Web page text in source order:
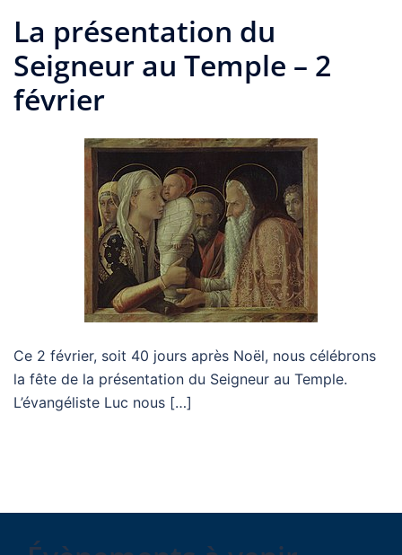
La présentation du
Seigneur au Temple – 2
février
Ce 2 février, soit 40 jours après Noël, nous célébrons
la fête de la présentation du Seigneur au Temple.
L’évangéliste Luc nous […]